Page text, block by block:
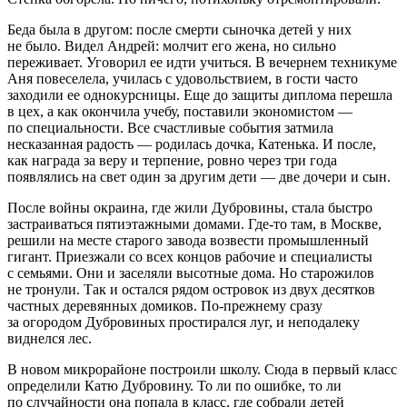
Беда была в другом: после смерти сыночка детей у них
не было. Видел Андрей: молчит его жена, но сильно
переживает. Уговорил ее идти учиться. В вечернем техникуме
Аня повеселела, училась с удовольствием, в гости часто
заходили ее однокурсницы. Еще до защиты диплома перешла
в цех, а как окончила учебу, поставили экономистом —
по специальности. Все счастливые события затмила
несказанная радость — родилась дочка, Катенька. И после,
как награда за веру и терпение, ровно через три года
появлялись на свет один за другим дети — две дочери и сын.
После войны окраина, где жили Дубровины, стала быстро
застраиваться пятиэтажными домами. Где-то там, в Москве,
решили на месте старого завода возвести промышленный
гигант. Приезжали со всех концов рабочие и специалисты
с семьями. Они и заселяли высотные дома. Но старожилов
не тронули. Так и остался рядом островок из двух десятков
частных деревянных домиков. По-прежнему сразу
за огородом Дубровиных простирался луг, и неподалеку
виднелся лес.
В новом микрорайоне построили школу. Сюда в первый класс
определили Катю Дубровину. То ли по ошибке, то ли
по случайности она попала в класс, где собрали детей